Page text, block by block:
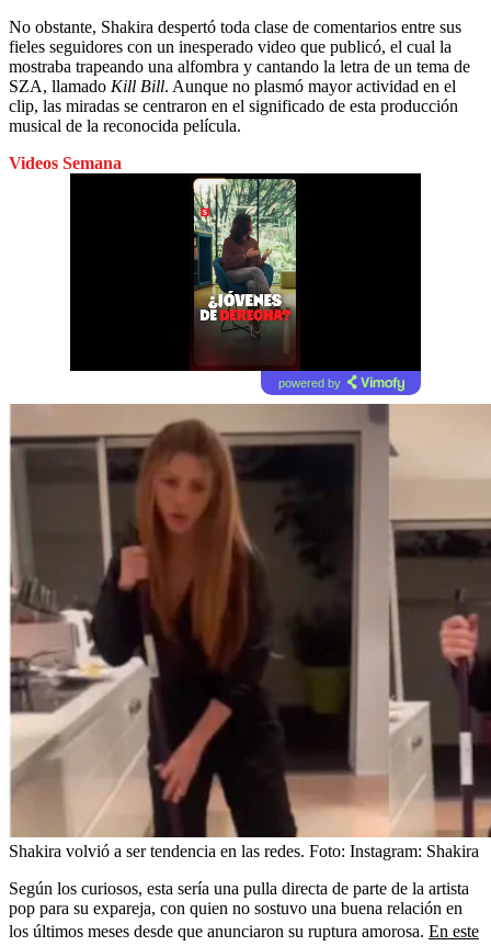
No obstante, Shakira despertó toda clase de comentarios entre sus
fieles seguidores con un inesperado video que publicó, el cual la
mostraba trapeando una alfombra y cantando la letra de un tema de
SZA, llamado Kill Bill. Aunque no plasmó mayor actividad en el
clip, las miradas se centraron en el significado de esta producción
musical de la reconocida película.
Videos Semana
powered by
Shakira volvió a ser tendencia en las redes. Foto: Instagram: Shakira
Según los curiosos, esta sería una pulla directa de parte de la artista
pop para su expareja, con quien no sostuvo una buena relación en
los últimos meses desde que anunciaron su ruptura amorosa. En este